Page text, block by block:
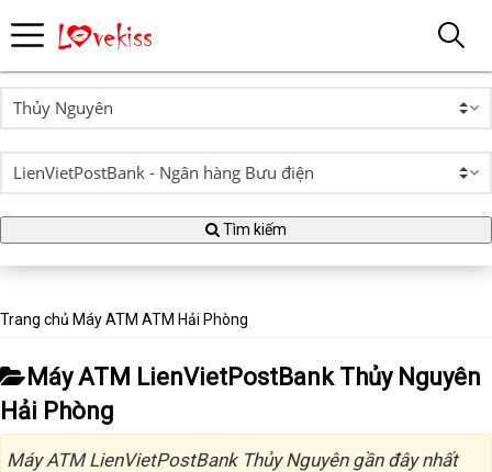
Tìm kiếm
Trang chủ Máy ATM ATM Hải Phòng
Máy ATM LienVietPostBank Thủy Nguyên
Hải Phòng
Máy ATM LienVietPostBank Thủy Nguyên gần đây nhất